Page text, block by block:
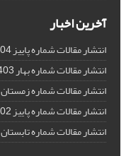
آخرین اخبار
انتشار مقالات شماره پاییز 1404
انتشار مقالات شماره بهار 1403 نشریه
انتشار مقالات شماره زمستان 1402 نشریه
انتشار مقالات شماره پاییز 1402 نشریه
انتشار مقالات شماره تابستان 1402 نشریه